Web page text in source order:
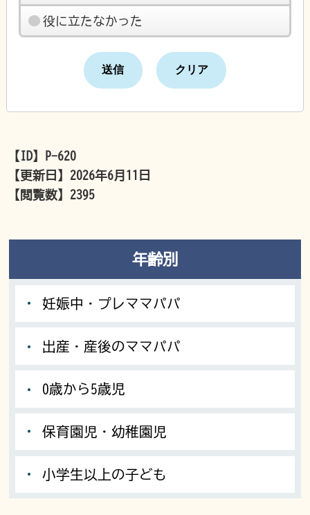
役に立たなかった
【ID】
P-620
【更新日】 2026年6月11日
【閲覧数】 2395
年齢別
妊娠中・プレママパパ
出産・産後のママパパ
0歳から5歳児
保育園児・幼稚園児
小学生以上の子ども